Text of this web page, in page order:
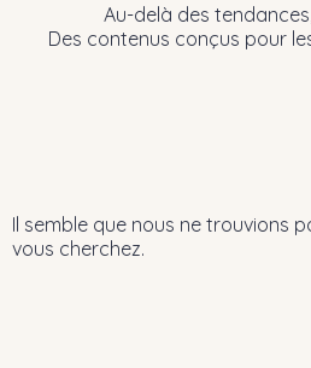
Au-delà des
Des contenus conçus pour
Il semble que nous ne trouvions
vous cherchez.